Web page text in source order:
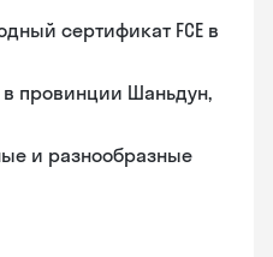
сертификат FCE в
провинции Шаньдун,
и разнообразные